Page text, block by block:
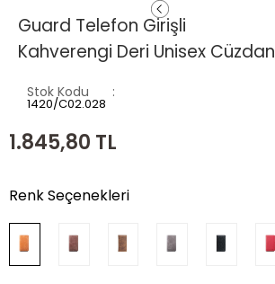
Guard Telefon Girişli
Kahverengi Deri Unisex Cüzdan
Stok Kodu
1420/C02.028
1.845,80 TL
Renk Seçenekleri